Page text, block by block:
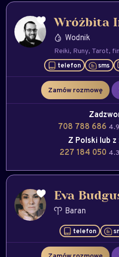
Wróżbita
Wodnik
Reiki Runy Tarot
telefon sms
Zamów rozmowę
708 788 686
Z Polski lub
227 184 050
Eva
Baran
telefon